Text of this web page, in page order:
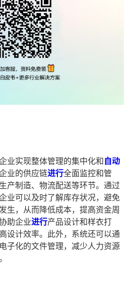
业实现整体管理的集中化和 自动
业的供应链进行全面监控和管
产制造、物流配送等环节。通过
业可以及时了解库存状况，避免
生，从而降低成本，提高资金周
助企业进行产品设计和样衣打
设计效率。此外，系统还可以通
子化的文件管理，减少人力资源